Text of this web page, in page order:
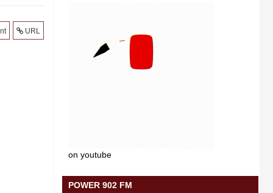
URL
on youtube
POWER 902 FM